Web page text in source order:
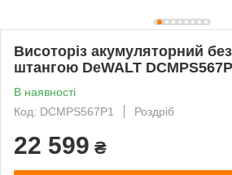
Висоторіз акумуляторний
штангою DeWALT
В наявності
Код: DCMPS567P1
Роздріб
22 599 ₴